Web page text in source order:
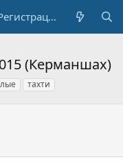
Регистрация
(Керманшах)
тахти